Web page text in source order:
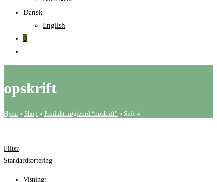
Dansk
English
0
til
opskrift
Hjem » Shop » Produkt nøgleord “opskrift” » Side 4
Filter
Standardsortering
Visning: